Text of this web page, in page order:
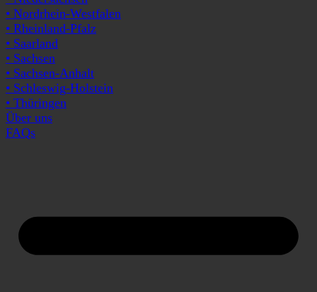
• Nordrhein-Westfalen
• Rheinland-Pfalz
• Saarland
• Sachsen
• Sachsen-Anhalt
• Schleswig-Holstein
• Thüringen
Über uns
FAQs